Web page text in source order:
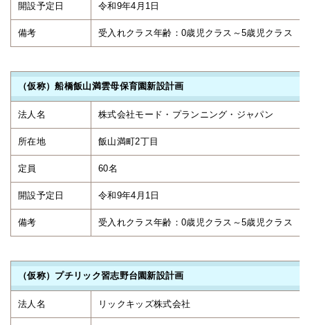
開設予定日 令和9年4月1日
備考 受入れクラス年齢：0歳児クラス
（仮称）船橋飯山満雲母保育園新設計画
法人名 株式会社モード・プランニング・ジャパン
所在地 飯山満町2丁目
定員 60名
開設予定日 令和9年4月1日
備考 受入れクラス年齢：0歳児クラス
（仮称）プチリック習志野台園新設計画
法人名 リックキッズ株式会社